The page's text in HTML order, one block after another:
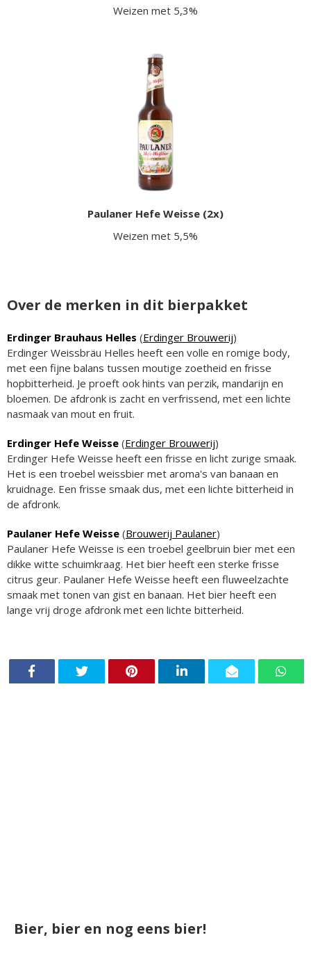
Weizen met 5,3%
Paulaner Hefe Weisse (2x)
Weizen met 5,5%
Over de merken in dit bierpakket
Erdinger Brauhaus Helles (Erdinger Brouwerij)
Erdinger Weissbräu Helles heeft een volle en romige body,
met een fijne balans tussen moutige zoetheid en frisse
hopbitterheid. Je proeft ook hints van perzik, mandarijn en
bloemen. De afdronk is zacht en verfrissend, met een lichte
nasmaak van mout en fruit.
Erdinger Hefe Weisse (Erdinger Brouwerij)
Erdinger Hefe Weisse heeft een frisse en licht zurige smaak.
Het is een troebel weissbier met aroma's van banaan en
kruidnage. Een frisse smaak dus, met een lichte bitterheid in
de afdronk.
Paulaner Hefe Weisse (Brouwerij Paulaner)
Paulaner Hefe Weisse is een troebel geelbruin bier met een
dikke witte schuimkraag. Het bier heeft een sterke frisse
citrus geur. Paulaner Hefe Weisse heeft een fluweelzachte
smaak met tonen van gist en banaan. Het bier heeft een
lange vrij droge afdronk met een lichte bitterheid.
Bier, bier en nog eens bier!